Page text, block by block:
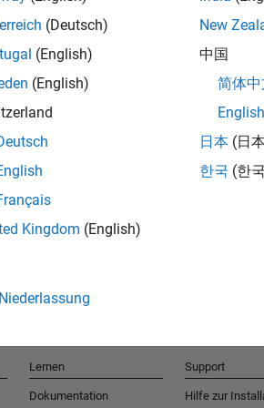
Talent
Erhalten Sie
und
(Deutsch)
(English)
(English)
Kingdom (English)
New
中国
简体中
English
日本 (日
한국 (한
Lernen
Dokumentation
Support
Hilfe zur